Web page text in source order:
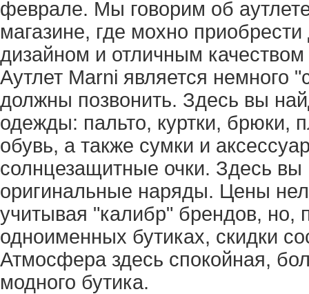
феврале. Мы говорим об
магазине, где мохно
дизайном и отличным
Аутлет Marni является немного
должны позвонить. Здесь вы
одежды: пальто, куртки, брюки,
обувь, а также сумки и
солнцезащитные очки. Здесь вы
оригинальные наряды. Цены
учитывая "калибр" брендов, но,
одноименных бутиках, скидки
Атмосфера здесь спокойная,
модного бутика.